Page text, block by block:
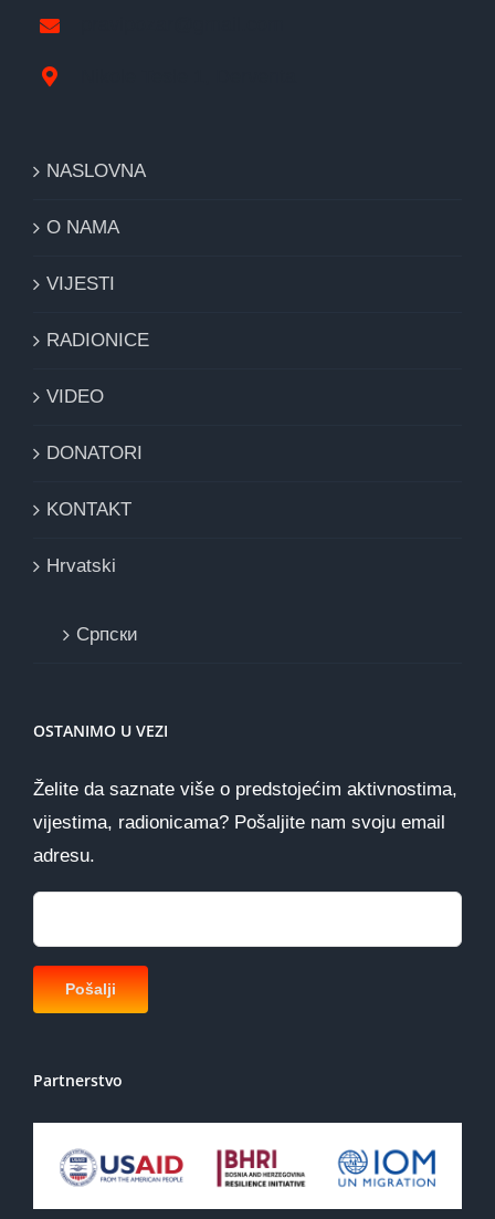
NASLOVNA
O NAMA
VIJESTI
RADIONICE
VIDEO
DONATORI
KONTAKT
Hrvatski
Cрпски
OSTANIMO U VEZI
Želite da saznate više o predstojećim aktivnostima,
vijestima, radionicama? Pošaljite nam svoju email
adresu.
Partnerstvo